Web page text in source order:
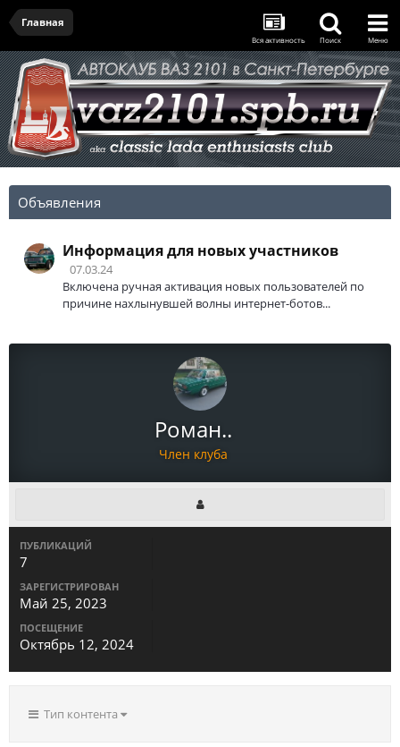
Главная
Вся активность Поиск Меню
Объявления
Информация для новых участников
07.03.24
Включена ручная активация новых пользователей по
причине нахлынувшей волны интернет-ботов...
Роман..
Член клуба
ПУБЛИКАЦИЙ
7
ЗАРЕГИСТРИРОВАН
Май 25, 2023
ПОСЕЩЕНИЕ
Октябрь 12, 2024
Тип контента